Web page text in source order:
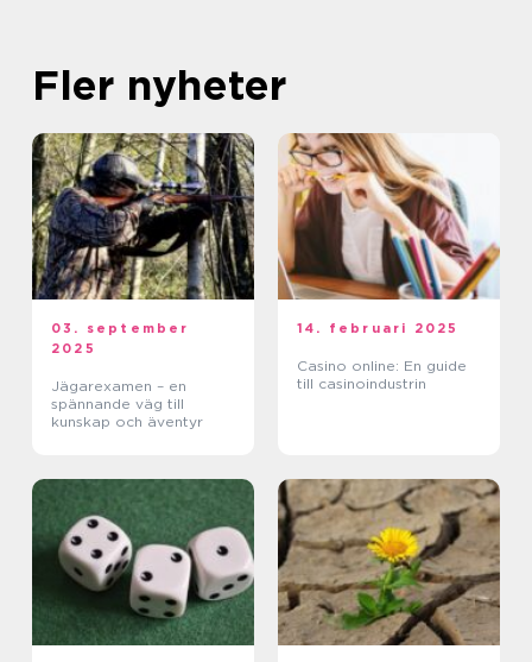
Fler nyheter
03. september
2025
Jägarexamen – en
spännande väg till
kunskap och äventyr
14. februari 2025
Casino online: En guide
till casinoindustrin